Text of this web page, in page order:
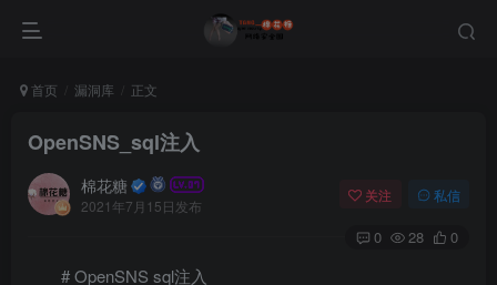
首页 漏洞库 正文
OpenSNS_sql注入
棉花糖
2021年7月15日发布
关注 私信
0 28 0
# OpenSNS sql注入